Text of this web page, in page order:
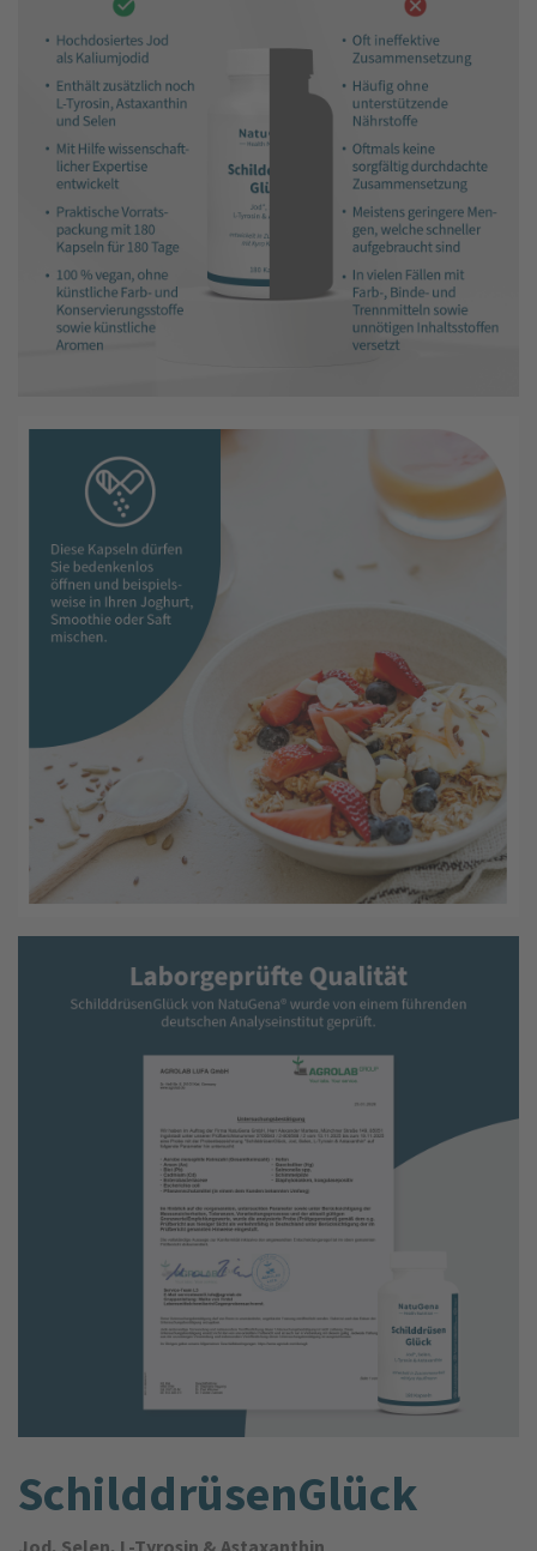
SchilddrüsenGlück